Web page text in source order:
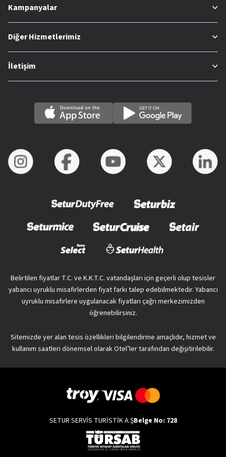
Kampanyalar
Diğer Hizmetlerimiz
İletişim
Belirtilen fiyatlar T.C. ve K.K.T.C. vatandaşları için geçerli olup tesisler
yabancı uyruklu misafirlerden fiyat farkı talep edebilmektedir. Yabancı
uyruklu misafirlere uygulanacak fiyatları çağrı merkezimizden
öğrenebilirsiniz.
Sitemizde yer alan tesis özellikleri bilgilendirme amaçlıdır, hizmet ve
kullanım saatleri dönemsel olarak Otel’ler tarafından değişitirilebilir.
SETUR SERVİS TURİSTİK A.ŞBelge No: 728